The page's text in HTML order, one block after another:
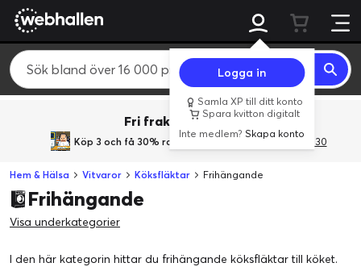
Logga in
Samla XP till ditt konto
Spara kvitton digitalt
Inte medlem?Skapa konto
Fri frakt över 800 kr.
Köp 3 och få 30% rabatt med rabattkoden 3Gives30
Hem & Hälsa Vitvaror Köksfläktar Frihängande
Frihängande
Visa underkategorier
I den här kategorin hittar du frihängande köksfläktar till köket.